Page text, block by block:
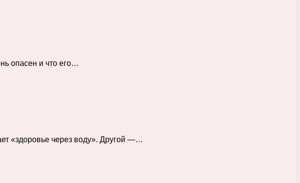
опасен и что его…
«здоровье через воду». Другой —…